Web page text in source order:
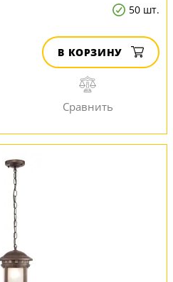
50 шт.
В КОРЗИНУ